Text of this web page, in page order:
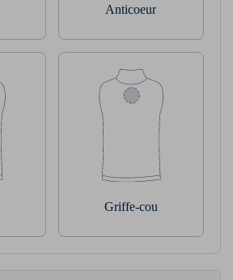
Anticoeur
Griffe-cou